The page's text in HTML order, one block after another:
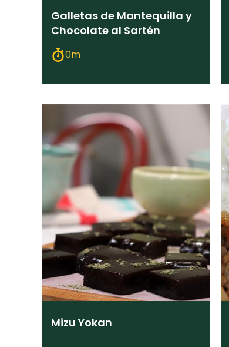
Galletas de Mantequilla y
Chocolate al Sartén
0m
Mizu Yokan